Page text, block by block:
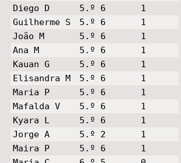
Diego D
5.º 6
1
Guilherme S
5.º 6
1
João M
5.º 6
1
Ana M
5.º 6
1
Kauan G
5.º 6
1
Elisandra M
5.º 6
1
Maria P
5.º 6
1
Mafalda V
5.º 6
1
Kyara L
5.º 6
1
Jorge A
5.º 2
1
Maira P
5.º 6
1